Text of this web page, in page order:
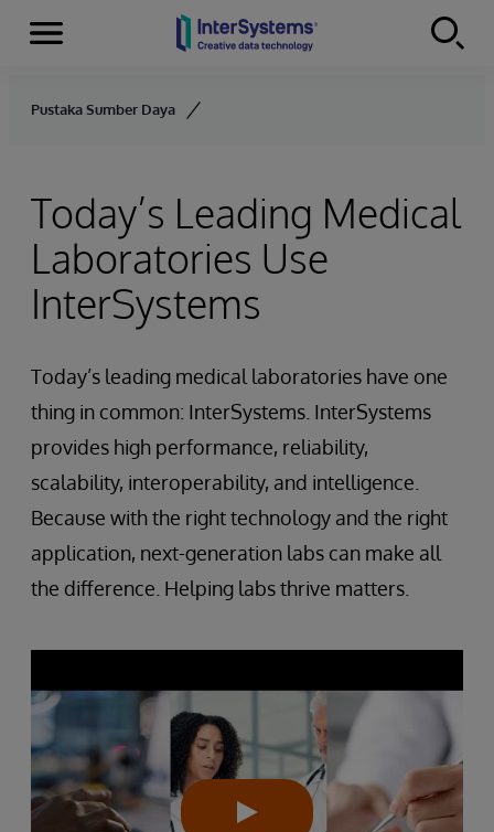
Skip to content
Menu
Pustaka Sumber Daya
Today’s Leading Medical
Laboratories Use
InterSystems
Today’s leading medical laboratories have one
thing in common: InterSystems. InterSystems
provides high performance, reliability,
scalability, interoperability, and intelligence.
Because with the right technology and the right
application, next-generation labs can make all
the difference. Helping labs thrive matters.